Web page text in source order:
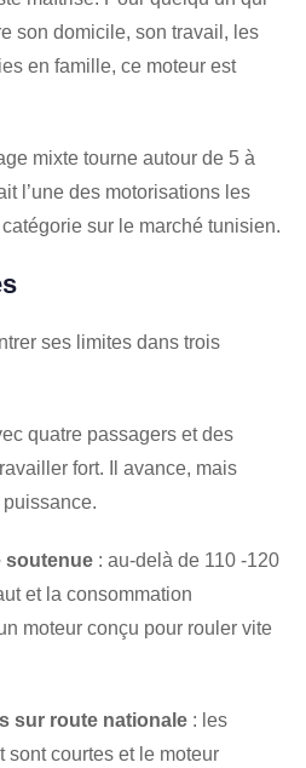
son domicile, son travail, les
en famille, ce moteur est
mixte tourne autour de 5 à
l’une des motorisations les
sur le marché tunisien.
ses limites dans trois
quatre passagers et des
fort. Il avance, mais
soutenue : au-delà de 110 -120
et la consommation
moteur conçu pour rouler vite
sur route nationale : les
sont courtes et le moteur